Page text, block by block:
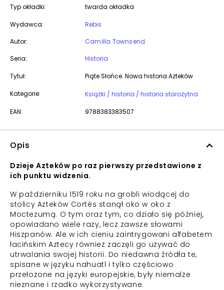
Typ okładki: twarda okładka
Wydawca:
Rebis
Autor:
Camilla Townsend
Seria:
Historia
Tytuł: Piąte Słońce. Nowa historia Azteków
Kategorie: Książki / historia / historia starożytna
EAN: 9788383383507
Opis
Dzieje Azteków po raz pierwszy przedstawione z
ich punktu widzenia.
W październiku 1519 roku na grobli wiodącej do
stolicy Azteków Cortés stanął oko w oko z
Moctezumą. O tym oraz tym, co działo się później,
opowiadano wiele razy, lecz zawsze słowami
Hiszpanów. Ale w ich cieniu zaintrygowani alfabetem
łacińskim Aztecy również zaczęli go używać do
utrwalania swojej historii. Do niedawna źródła te,
spisane w języku nahuatl i tylko częściowo
przełożone na języki europejskie, były niemalże
nieznane i rzadko wykorzystywane.